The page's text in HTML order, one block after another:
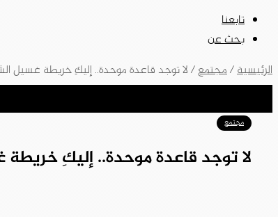
تابعنا
بحث عن
الرئيسية/مجتمع/لا توجد قاعدة موحدة.. إليكِ خريطة غسيل
مجتمع
لا توجد قاعدة موحدة.. إليكِ